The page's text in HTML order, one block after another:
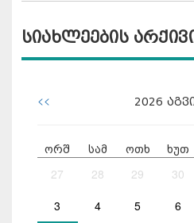
სიახლეების
<< 2026
ორშ სამ ოთხ ხუთ
27 28 29 30
3 4 5 6